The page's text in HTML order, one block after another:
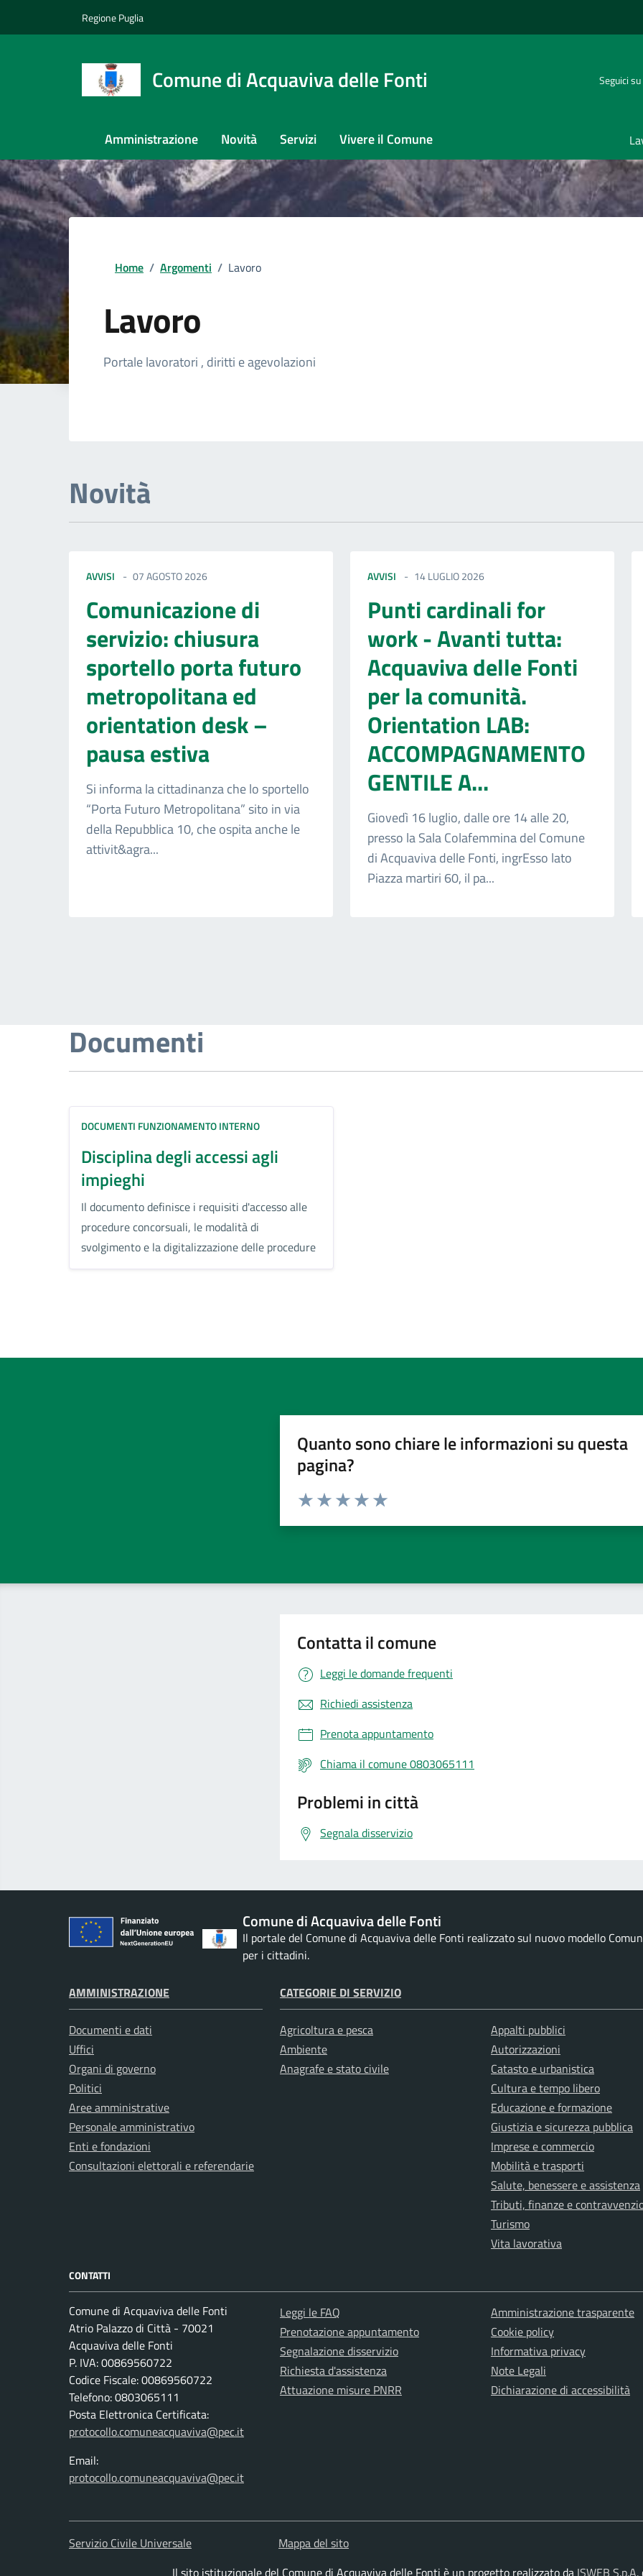
Regione Puglia
Comune di Acquaviva delle Fonti Seguici su
Amministrazione Novità Servizi Vivere il Comune
Home / Argomenti / Lavoro
Lavoro
Dettagli della notizia
Portale lavoratori , diritti e agevolazioni
Novità
AVVISI 07 AGOSTO 2026
Comunicazione di
servizio: chiusura
sportello porta futuro
metropolitana ed
orientation desk –
pausa estiva
Si informa la cittadinanza che lo sportello
“Porta Futuro Metropolitana” sito in via
della Repubblica 10, che ospita anche le
attivit&agra...
AVVISI 14 LUGLIO 2026
Punti cardinali for
work - Avanti tutta:
Acquaviva delle Fonti
per la comunità.
Orientation LAB:
ACCOMPAGNAMENTO
GENTILE A...
Giovedì 16 luglio, dalle ore 14 alle 20,
presso la Sala Colafemmina del Comune
di Acquaviva delle Fonti, ingrEsso lato
Piazza martiri 60, il pa...
Documenti
DOCUMENTI FUNZIONAMENTO INTERNO
Disciplina degli accessi agli
impieghi
Il documento definisce i requisiti d'accesso alle
procedure concorsuali, le modalità di
svolgimento e la digitalizzazione delle procedure
Quanto sono chiare le informazioni su questa
pagina?
Valuta da 1 a 5 stelle la pagina
Contatta il comune
Leggi le domande frequenti
Richiedi assistenza
Prenota appuntamento
Chiama il comune 0803065111
Problemi in città
Segnala disservizio
Comune di Acquaviva delle Fonti
Il portale del Comune di Acquaviva delle Fonti realizzato sul nuovo modello
per i cittadini.
AMMINISTRAZIONE
Documenti e dati
Uffici
Organi di governo
Politici
Aree amministrative
Personale amministrativo
Enti e fondazioni
Consultazioni elettorali e referendarie
CATEGORIE DI SERVIZIO
Agricoltura e pesca
Ambiente
Anagrafe e stato civile
Appalti pubblici
Autorizzazioni
Catasto e urbanistica
Cultura e tempo libero
Educazione e formazione
Giustizia e sicurezza pubblica
Imprese e commercio
Mobilità e trasporti
Salute, benessere e assistenza
Tributi, finanze e
Turismo
Vita lavorativa
CONTATTI
Comune di Acquaviva delle Fonti
Atrio Palazzo di Città - 70021
Acquaviva delle Fonti
P. IVA: 00869560722
Codice Fiscale: 00869560722
Telefono: 0803065111
Posta Elettronica Certificata:
protocollo.comuneacquaviva@pec.it
Email:
protocollo.comuneacquaviva@pec.it
Leggi le FAQ
Prenotazione appuntamento
Segnalazione disservizio
Richiesta d'assistenza
Attuazione misure PNRR
Amministrazione trasparente
Cookie policy
Informativa privacy
Note Legali
Dichiarazione di accessibilità
Servizio Civile Universale
Mappa del sito
Il sito istituzionale del Comune di Acquaviva delle Fonti è un progetto realizzato da ISWEB S.p.A.